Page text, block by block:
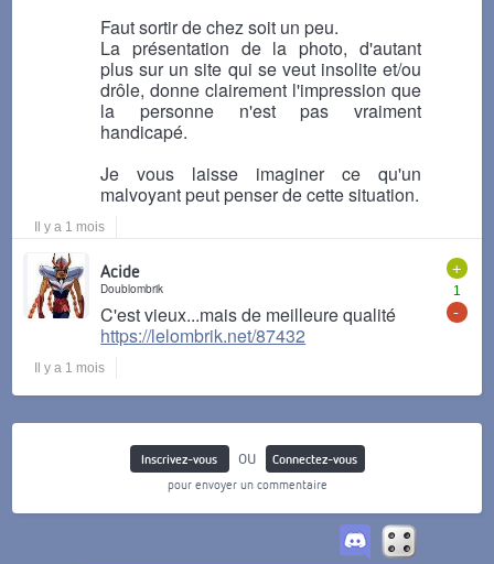
Faut sortir de chez soit un peu.
La présentation de la photo, d'autant
plus sur un site qui se veut insolite et/ou
drôle, donne clairement l'impression que
la personne n'est pas vraiment
handicapé.
Je vous laisse imaginer ce qu'un
malvoyant peut penser de cette situation.
Il y a 1 mois
+
1
-
Acide
Doublombrik
C'est vieux...mais de meilleure qualité
https://lelombrik.net/87432
Il y a 1 mois
Inscrivez-vous ou
Connectez-vous
pour envoyer un commentaire